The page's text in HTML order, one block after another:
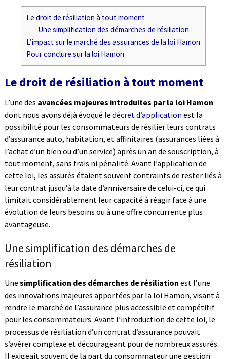
Le droit de résiliation à tout moment
Une simplification des démarches de résiliation
L’impact sur le marché des assurances de la loi Hamon
Pour conclure sur la loi Hamon
Le droit de résiliation à tout moment
L’une des avancées majeures introduites par la loi Hamon
dont nous avons déjà évoqué le décret d’application est la
possibilité pour les consommateurs de résilier leurs contrats
d’assurance auto, habitation, et affinitaires (assurances liées à
l’achat d’un bien ou d’un service) après un an de souscription, à
tout moment, sans frais ni pénalité. Avant l’application de
cette loi, les assurés étaient souvent contraints de rester liés à
leur contrat jusqu’à la date d’anniversaire de celui-ci, ce qui
limitait considérablement leur capacité à réagir face à une
évolution de leurs besoins ou à une offre concurrente plus
avantageuse.
Une simplification des démarches de
résiliation
Une simplification des démarches de résiliation est l’une
des innovations majeures apportées par la loi Hamon, visant à
rendre le marché de l’assurance plus accessible et compétitif
pour les consommateurs. Avant l’introduction de cette loi, le
processus de résiliation d’un contrat d’assurance pouvait
s’avérer complexe et décourageant pour de nombreux assurés.
Il exigeait souvent de la part du consommateur une gestion